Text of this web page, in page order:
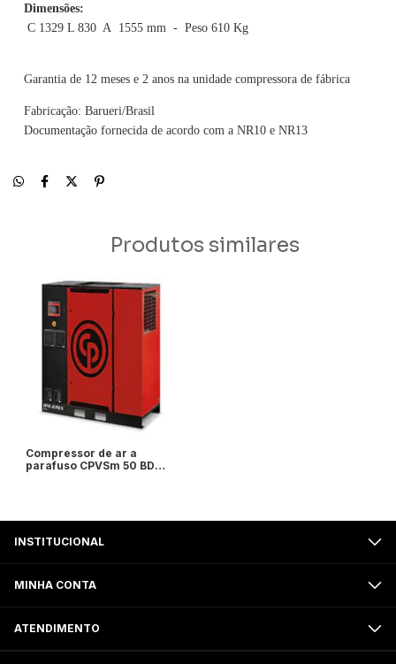
Dimensões:
C 1329 L 830 A 1555 mm - Peso 610 Kg
Garantia de 12 meses e 2 anos na unidade compressora de fábrica
Fabricação: Barueri/Brasil
Documentação fornecida de acordo com a NR10 e NR13
Produtos similares
Compressor de ar a
parafuso CPVSm 50 BD
INSTITUCIONAL
MINHA CONTA
ATENDIMENTO